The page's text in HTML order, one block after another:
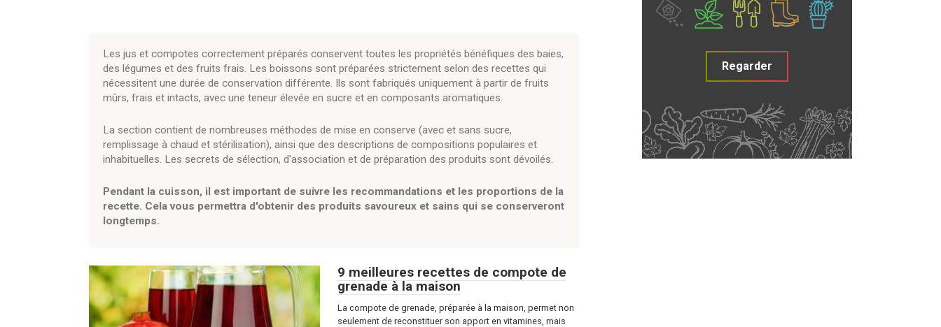
Les jus et compotes correctement préparés conservent toutes les propriétés bénéfiques des baies,
des légumes et des fruits frais. Les boissons sont préparées strictement selon des recettes qui
nécessitent une durée de conservation différente. Ils sont fabriqués uniquement à partir de fruits
mûrs, frais et intacts, avec une teneur élevée en sucre et en composants aromatiques.
La section contient de nombreuses méthodes de mise en conserve (avec et sans sucre,
remplissage à chaud et stérilisation), ainsi que des descriptions de compositions populaires et
inhabituelles. Les secrets de sélection, d'association et de préparation des produits sont dévoilés.
Pendant la cuisson, il est important de suivre les recommandations et les proportions de la
recette. Cela vous permettra d'obtenir des produits savoureux et sains qui se conserveront
longtemps.
9 meilleures recettes de compote de
grenade à la maison
La compote de grenade, préparée à la maison, permet non
seulement de reconstituer son apport en vitamines, mais
Regarder